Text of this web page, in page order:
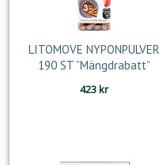
LITOMOVE NYPONPULVER
190 ST ”Mängdrabatt”
423kr